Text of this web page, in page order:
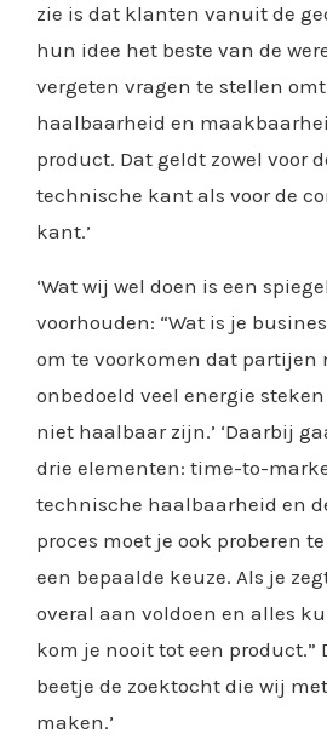
zie is dat klanten vanuit de
hun idee het beste van de
vergeten vragen te stellen
haalbaarheid en
product. Dat geldt zowel voor
technische kant als voor de
kant.’
‘Wat wij wel doen is een spiegel
voorhouden: “Wat is je
om te voorkomen dat partijen
onbedoeld veel energie
niet haalbaar zijn.’ ‘Daarbij
drie elementen: time-to-
technische haalbaarheid en
proces moet je ook proberen
een bepaalde keuze. Als je
overal aan voldoen en alles
kom je nooit tot een product.”
beetje de zoektocht die wij
maken.’